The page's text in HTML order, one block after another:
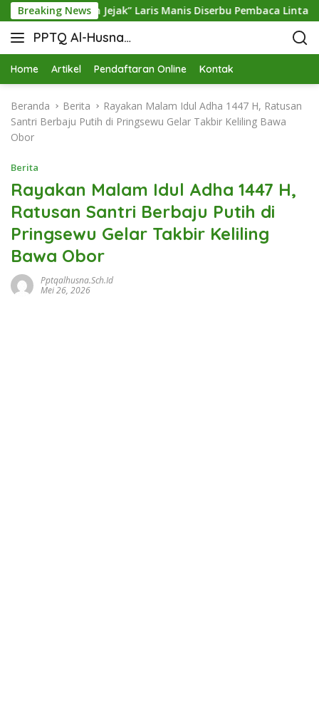
Breaking News
Buku “Rekam Jejak” Laris Manis Diserbu Pembaca Lintas
PPTQ Al-Husna
Bukit Raja Wali
Home Artikel Pendaftaran Online Kontak
Beranda Berita
Rayakan Malam Idul Adha 1447 H, Ratusan
Santri Berbaju Putih di Pringsewu Gelar Takbir Keliling Bawa
Obor
Berita
Rayakan Malam Idul Adha 1447 H,
Ratusan Santri Berbaju Putih di
Pringsewu Gelar Takbir Keliling
Bawa Obor
Pptqalhusna.sch.id
Mei 26, 2026